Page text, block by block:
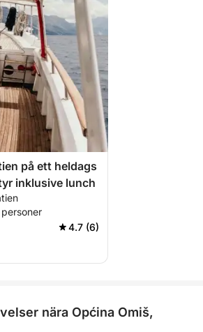
på ett heldags
inklusive lunch
4.7 (6)
nära Općina Omiš,